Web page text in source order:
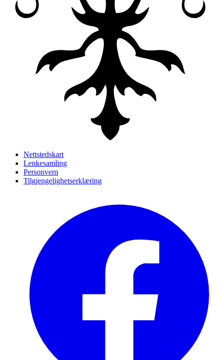
Nettstedskart
Lenkesamling
Personvern
Tilgjengelighetserklæring